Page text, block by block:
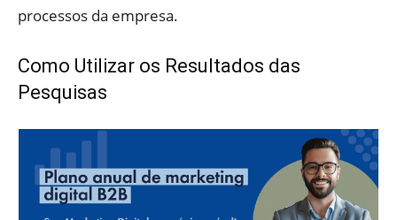
processos da empresa.
Como Utilizar os Resultados das
Pesquisas